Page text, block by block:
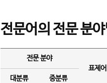
전문어의 전문 분
전문 분야
표제
대분류
중분류